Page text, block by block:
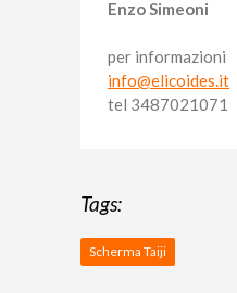
Enzo Simeoni
per informazioni
info@elicoides.it
tel 3487021071
Tags:
Scherma Taiji